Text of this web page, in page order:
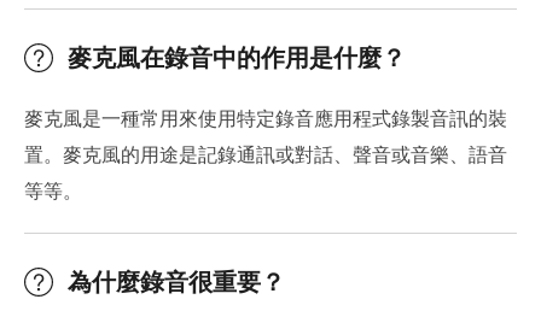
麥克風在錄音中的作用是什麼？
麥克風是一種常用來使用特定錄音應用程式錄製音訊的裝
置。麥克風的用途是記錄通訊或對話、聲音或音樂、語音
等等。
為什麼錄音很重要？